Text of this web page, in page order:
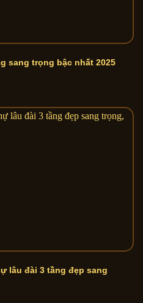
sang trọng bậc nhất 2025
lâu đài 3 tầng đẹp sang